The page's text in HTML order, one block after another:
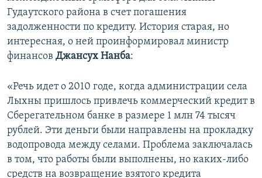
Гудаутского района в счет погашения
задолженности по кредиту. История старая, но
интересная, о ней проинформировал министр
финансов Джансух Нанба:
«Речь идет о 2010 годе, когда администрации села
Лыхны пришлось привлечь коммерческий кредит в
Сберегательном банке в размере 1 млн 74 тысяч
рублей. Эти деньги были направлены на прокладку
водопровода между селами. Проблема заключалась
в том, что работы были выполнены, но каких-либо
средств на возвращение взятого кредита